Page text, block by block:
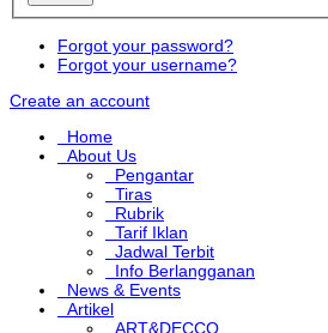
Forgot your password?
Forgot your username?
Create an account
Home
About Us
Pengantar
Tiras
Rubrik
Tarif Iklan
Jadwal Terbit
Info Berlangganan
News & Events
Artikel
ART&DECCO